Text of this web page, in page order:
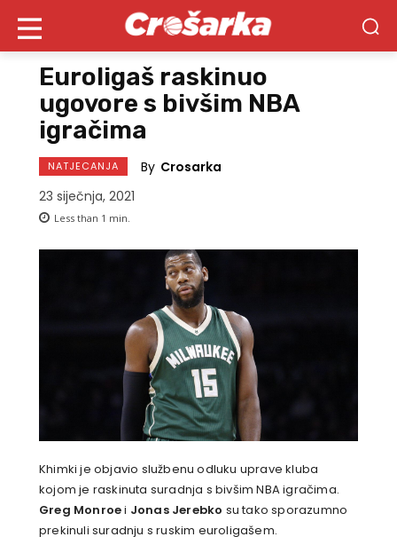
Euroligaš raskinuo
ugovore s bivšim NBA
igračima
NATJECANJA By Crosarka
23 siječnja, 2021
Less than 1 min.
Khimki je objavio službenu odluku uprave kluba
kojom je raskinuta suradnja s bivšim NBA igračima.
Greg Monroei Jonas Jerebko su tako sporazumno
prekinuli suradnju s ruskim euroligašem.